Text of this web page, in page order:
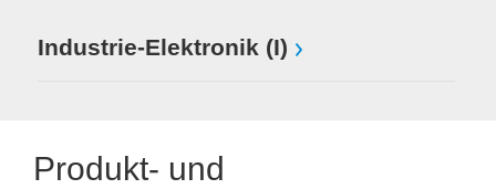
Industrie-Elektronik (I)
Produkt- und